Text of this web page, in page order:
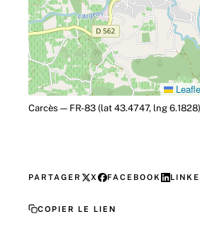
Carcès — FR-83 (lat 43.4747, lng 6.1828)
PARTAGER X FACEBOOK
COPIER LE LIEN